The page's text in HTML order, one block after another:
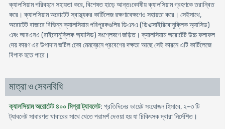
ক্যালসিয়াম পরিবহনে সহায়তা করে, বিশেষত হাড়ে আন্তঃকোষীয় ক্যালসিয়াম গ্রহণকে তরান্বিত
করে। ক্যালসিয়াম অরোটেট স্বাস্থ্যকর কার্টিলেজ রক্ষণাবেক্ষণেও সহায়তা করে। সেইসাথে,
অরোটেট বাজারে বিভিন্ন ক্যালসিয়াম পরিপূরকগুলির ডিএনএ (ডিওক্সাইরিবোনুক্লিক অ্যাসিড)
এবং আরএনএ (রাইবোনুক্লিক অ্যাসিড) সংশ্লেষণে জড়িত। ক্যালসিয়াম অরোটেট উচ্চ ফলাফল
দেয় কারণ এর উপাদান জটিল কোে মেমব্রেনে প্রবেশের দক্ষতা আছে সেই কারনে এটি কার্টিলেজে
বিপাক হতে পারে।
মাত্রা ও সেবনবিধি
ক্যালসিয়াম অরোটেট ৪০০ মিগ্রা ট্যাবলেট: প্রতিদিনের ডায়েট সংযোজন হিসাবে, ২-৩ টি
ট্যাবলেট সাধারণত খাবারের সাথে খেতে পরামর্শ দেওয়া হয় যা চিকিৎসক দ্বারা নির্দেশিত।